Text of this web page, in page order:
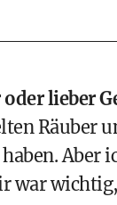
lieber
Räuber
Aber
war